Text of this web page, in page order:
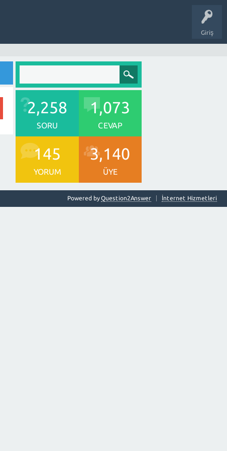
Giriş
2,258
SORU
1,073
CEVAP
145
YORUM
3,140
ÜYE
İnternet Hizmetleri
Powered byQuestion2Answer